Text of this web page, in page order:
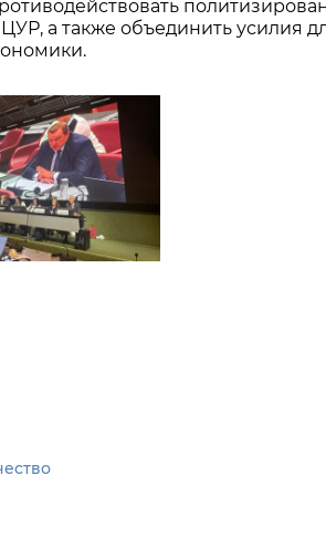
а также объединить усилия